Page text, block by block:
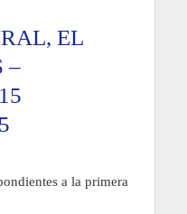
EL
–
a la primera